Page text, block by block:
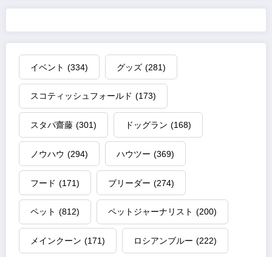
イベント (334) グッズ (281)
スコティッシュフォールド (173)
スタパ齋藤 (301) ドッグラン (168)
ノウハウ (294) ハウツー (369)
フード (171) ブリーダー (274)
ペット (812) ペットジャーナリスト (200)
メインクーン (171) ロシアンブルー (222)